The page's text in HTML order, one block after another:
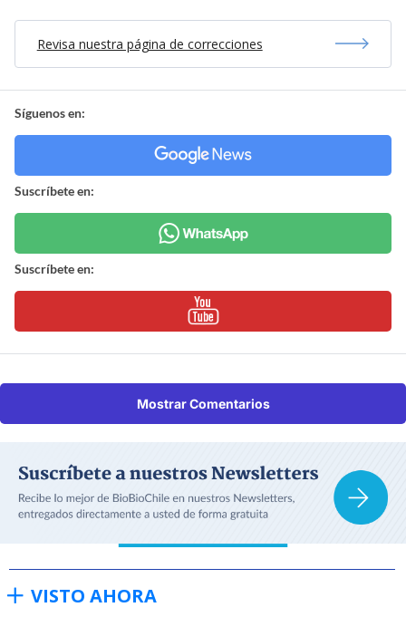
Revisa nuestra página de correcciones
Síguenos en:
Suscríbete en:
Suscríbete en:
Mostrar Comentarios
VISTO AHORA